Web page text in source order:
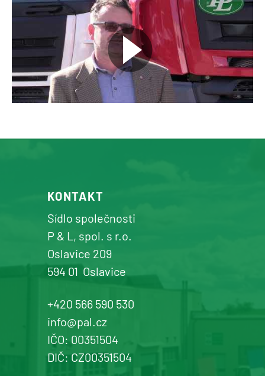
KONTAKT
Sídlo společnosti
P & L, spol. s r.o.
Oslavice 209
594 01 Oslavice
+420 566 590 530
info@pal.cz
IČO: 00351504
DIČ: CZ00351504